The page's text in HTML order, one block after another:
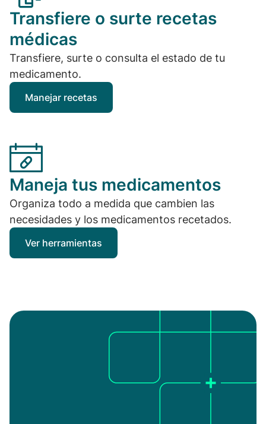
Transfiere o surte recetas
médicas
Transfiere, surte o consulta el estado de tu
medicamento.
Manejar recetas
Maneja tus medicamentos
Organiza todo a medida que cambien las
necesidades y los medicamentos recetados.
Ver herramientas